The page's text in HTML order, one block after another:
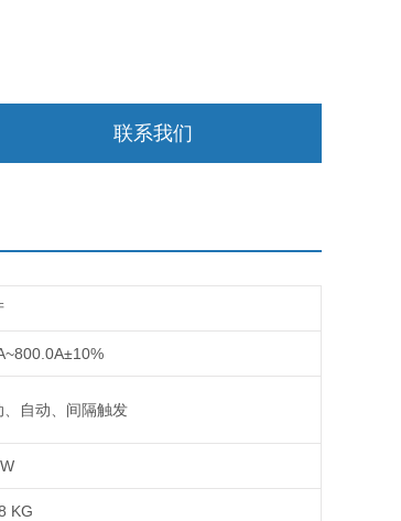
联系我们
、自动、间隔触发
KG